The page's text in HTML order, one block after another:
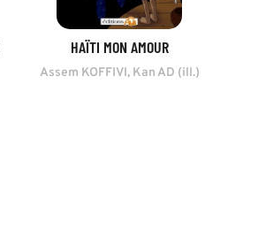
HAÏTI MON AMOUR
Assem KOFFIVI, Kan AD (ill.)